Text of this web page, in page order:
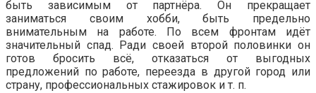
быть зависимым от партнёра. Он прекращает
заниматься своим хобби, быть предельно
внимательным на работе. По всем фронтам идёт
значительный спад. Ради своей второй половинки он
готов бросить всё, отказаться от выгодных
предложений по работе, переезда в другой город или
страну, профессиональных стажировок и т. п.